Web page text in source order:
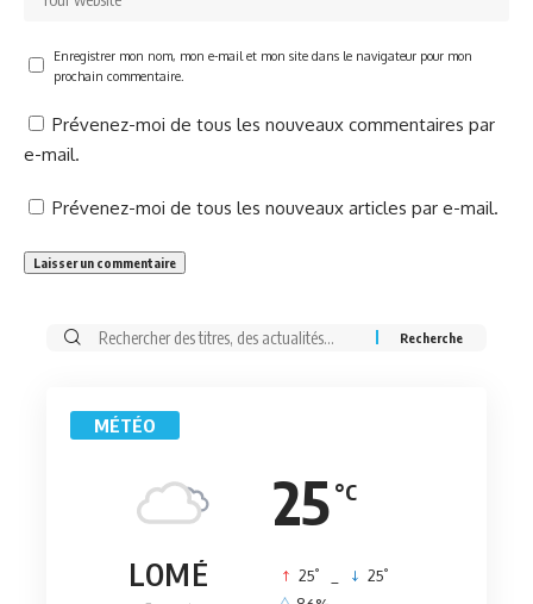
Enregistrer mon nom, mon e-mail et mon site dans le navigateur pour mon
prochain commentaire.
Prévenez-moi de tous les nouveaux commentaires par
e-mail.
Prévenez-moi de tous les nouveaux articles par e-mail.
Rechercher:
MÉTÉO
25 °C
LOMÉ 25° 25°